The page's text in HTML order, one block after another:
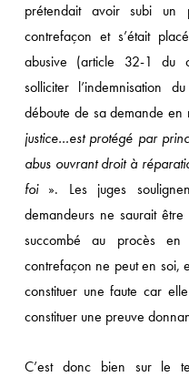
prétendait avoir subi
contrefaçon et s’était
abusive (article 32-1 du
solliciter l’indemnisation
déboute de sa demande en
justice…est protégé par
abus ouvrant droit à
foi». Les juges
demandeurs ne saurait
succombé au procès
contrefaçon ne peut en soi,
constituer une faute car
constituer une preuve
C’est donc bien sur le